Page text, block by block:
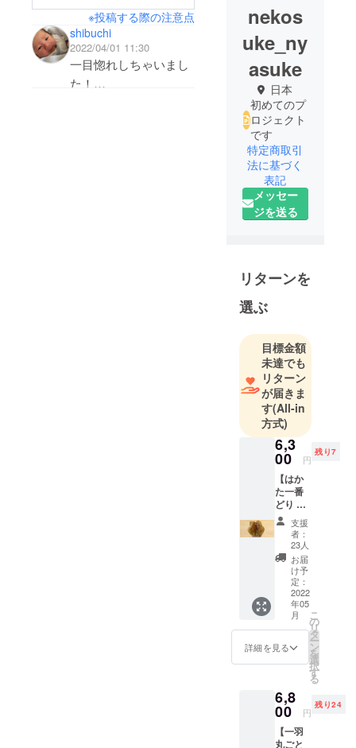
※投稿する際の注意点
shibuchi
2022/04/01 11:30
一目惚れしちゃいまし
た！
nekos
uke_ny
asuke
日本
初めてのプ
ロジェクト
です
特定商取引
法に基づく
表記
メッセー
ジを送る
リターンを
選ぶ
目標金額
未達でも
リターン
が届きま
す(All-in
方式)
6,3
00 円
残り7
【はか
た一番
どり 一
羽丸ご
と燻
製】
通常価
格8,640
円（送
料込、
消費税
込）
⇒特別
価格
6,300円
（送料
費税
込）
《冷
凍》
支援
者：
23人
お届
け予
定：
2022
年05
月
詳細を見る
こ
の
リ
タ
ー
ン
を
選
択
す
る
6,8
00 円
残り24
【一羽
丸ごと